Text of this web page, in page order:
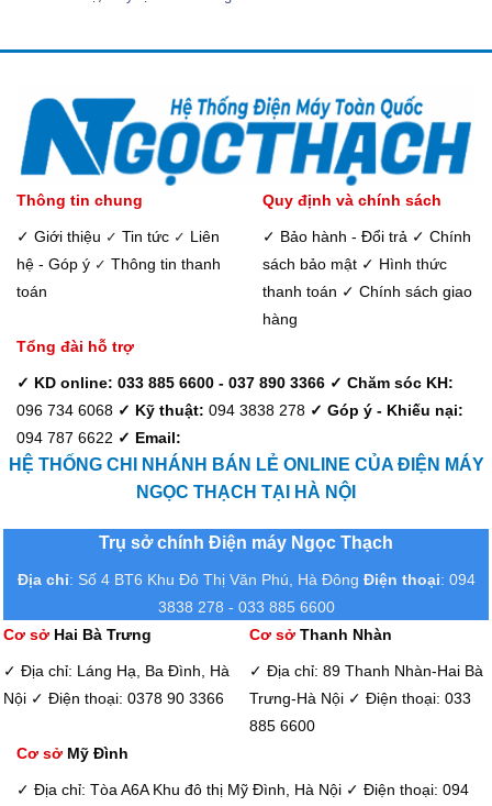
Thông tin chung
✓ Giới thiệu ✓ Tin tức ✓ Liên
hệ - Góp ý ✓ Thông tin thanh
toán
Quy định và chính sách
✓ Bảo hành - Đổi trả ✓ Chính
sách bảo mật ✓ Hình thức
thanh toán ✓ Chính sách giao
hàng
Tổng đài hỗ trợ
✓ KD online: 033 885 6600 - 037 890 3366 ✓ Chăm sóc KH:
096 734 6068 ✓ Kỹ thuật: 094 3838 278 ✓ Góp ý - Khiếu nại:
094 787 6622 ✓ Email:
HỆ THỐNG CHI NHÁNH BÁN LẺ ONLINE CỦA ĐIỆN MÁY
NGỌC THẠCH TẠI HÀ NỘI
Trụ sở chính Điện máy Ngọc Thạch
Địa chỉ: Số 4 BT6 Khu Đô Thị Văn Phú, Hà Đông Điện thoại: 094
3838 278 - 033 885 6600
Cơ sởHai Bà Trưng
✓ Địa chỉ: Láng Hạ, Ba Đình, Hà
Nội ✓ Điện thoại: 0378 90 3366
Cơ sởThanh Nhàn
✓ Địa chỉ: 89 Thanh Nhàn-Hai Bà
Trưng-Hà Nội ✓ Điện thoại: 033
885 6600
Cơ sở Mỹ Đình
✓ Địa chỉ: Tòa A6A Khu đô thị Mỹ Đình, Hà Nội ✓ Điện thoại: 094